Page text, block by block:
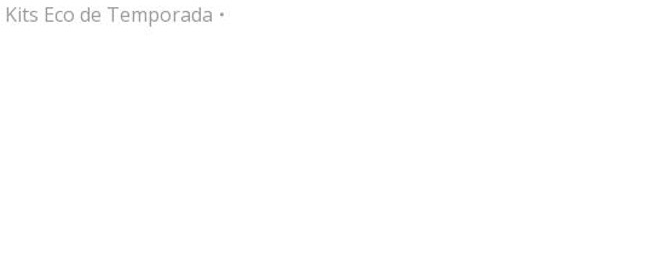
Kits Eco de Temporada